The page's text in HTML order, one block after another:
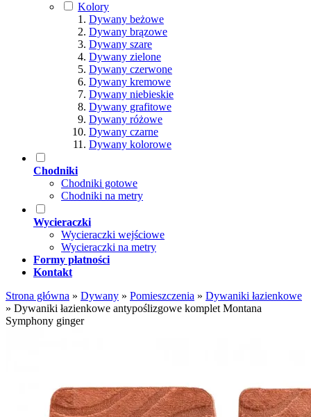
Kolory
Dywany beżowe
Dywany brązowe
Dywany szare
Dywany zielone
Dywany czerwone
Dywany kremowe
Dywany niebieskie
Dywany grafitowe
Dywany różowe
Dywany czarne
Dywany kolorowe
Chodniki
Chodniki gotowe
Chodniki na metry
Wycieraczki
Wycieraczki wejściowe
Wycieraczki na metry
Formy płatności
Kontakt
Strona główna » Dywany » Pomieszczenia » Dywaniki łazienkowe
» Dywaniki łazienkowe antypoślizgowe komplet Montana
Symphony ginger